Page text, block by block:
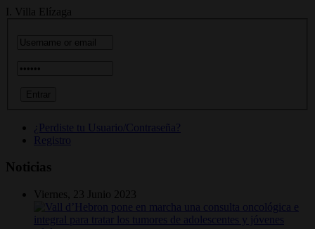
I. Villa Elízaga
¿Perdiste tu Usuario/Contraseña?
Registro
Noticias
Viernes, 23 Junio 2023